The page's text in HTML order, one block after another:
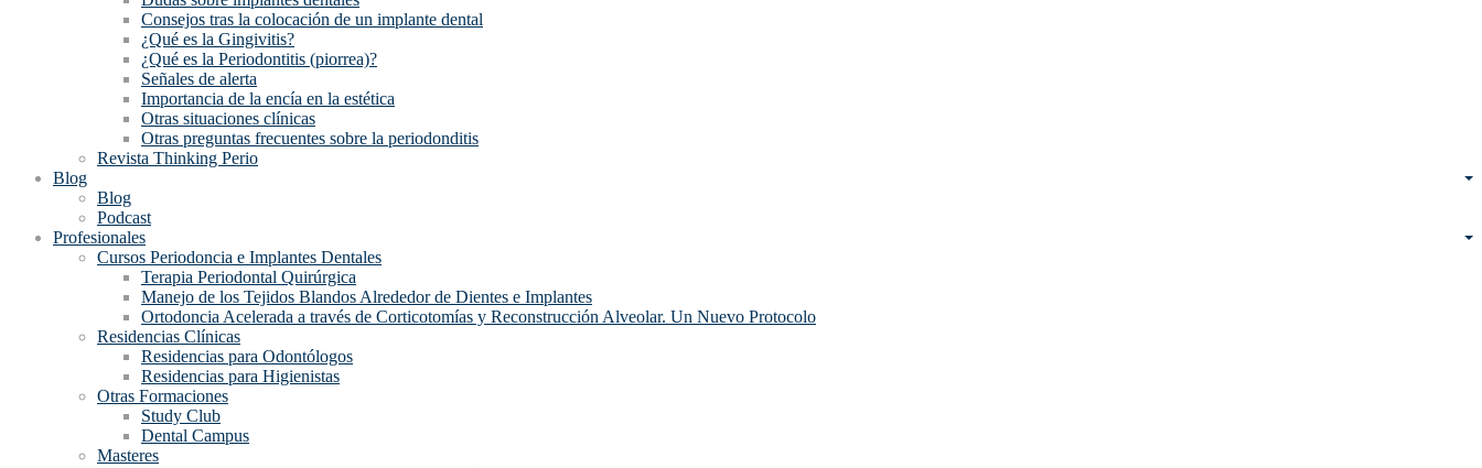
Consejos tras la colocación de un implante dental
¿Qué es la Gingivitis?
¿Qué es la Periodontitis (piorrea)?
Señales de alerta
Importancia de la encía en la estética
Otras situaciones clínicas
Otras preguntas frecuentes sobre la periodonditis
Revista Thinking Perio
Blog
Blog
Podcast
Profesionales
Cursos Periodoncia e Implantes Dentales
Terapia Periodontal Quirúrgica
Manejo de los Tejidos Blandos Alrededor de Dientes e Implantes
Ortodoncia Acelerada a través de Corticotomías y Reconstrucción Alveolar. Un Nuevo Protocolo
Residencias Clínicas
Residencias para Odontólogos
Residencias para Higienistas
Otras Formaciones
Study Club
Dental Campus
Masteres